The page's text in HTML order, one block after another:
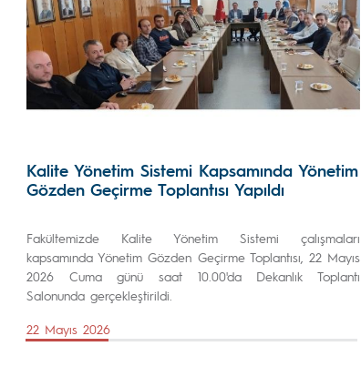
Kalite Yönetim Sistemi Kapsamında Yönetim
Gözden Geçirme Toplantısı Yapıldı
Fakültemizde Kalite Yönetim Sistemi çalışmaları
kapsamında Yönetim Gözden Geçirme Toplantısı, 22 Mayıs
2026 Cuma günü saat 10.00'da Dekanlık Toplantı
Salonunda gerçekleştirildi.
22 Mayıs 2026